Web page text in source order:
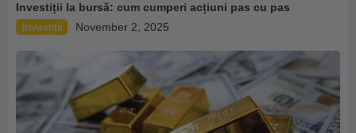
Investiții la bursă: cum cumperi acțiuni pas cu pas
Investiții
November 2, 2025